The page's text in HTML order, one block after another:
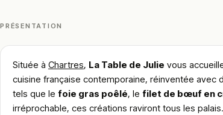
PRÉSENTATION
Située à Chartres, La Table de Julie vous
cuisine française contemporaine, réinventée
tels que le foie gras poêlé, le filet de bœuf en
irréprochable, ces créations raviront tous les palais.